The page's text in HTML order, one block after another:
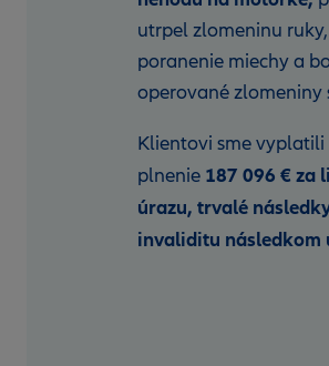
utrpel zlomeninu
poranenie miechy a
operované zlomeniny
Klientovi sme vyplatili
plnenie 187 096 € za
úrazu, trvalé
invaliditu následkom